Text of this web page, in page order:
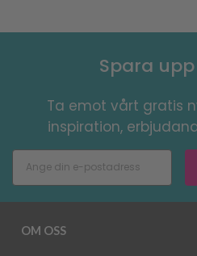
Spara
Ta emot vårt gratis
inspiration,
OM OSS